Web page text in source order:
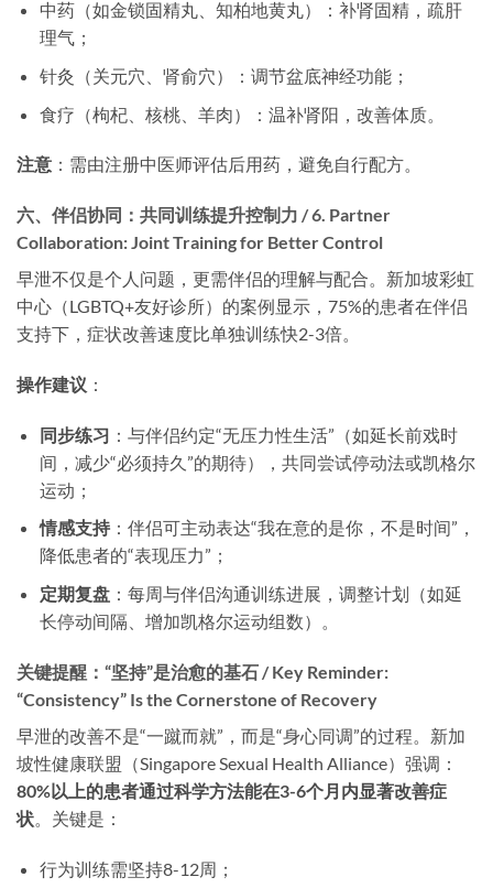
中药（如金锁固精丸、知柏地黄丸）：补肾固精，疏肝
理气；
针灸（关元穴、肾俞穴）：调节盆底神经功能；
食疗（枸杞、核桃、羊肉）：温补肾阳，改善体质。
注意 ​：需由注册中医师评估后用药，避免自行配方。
六、伴侣协同：共同训练提升控制力 / 6. Partner
Collaboration: Joint Training for Better Control
早泄不仅是个人问题，更需伴侣的理解与配合。新加坡彩虹
中心（LGBTQ+友好诊所）的案例显示，75%的患者在伴侣
支持下，症状改善速度比单独训练快2-3倍。
操作建议 ​：
同步练习 ​：与伴侣约定“无压力性生活”（如延长前戏时
间，减少“必须持久”的期待），共同尝试停动法或凯格尔
运动；
情感支持​：伴侣可主动表达“我在意的是你，不是时间”，
降低患者的“表现压力”；
定期复盘​：每周与伴侣沟通训练进展，调整计划（如延
长停动间隔、增加凯格尔运动组数）。
关键提醒：“坚持”是治愈的基石 / Key Reminder:
“Consistency” Is the Cornerstone of Recovery
早泄的改善不是“一蹴而就”，而是“身心同调”的过程。新加
坡性健康联盟（Singapore Sexual Health Alliance）强调：​
80%以上的患者通过科学方法能在3-6个月内显著改善症
状 。关键是：
行为训练需坚持8-12周；